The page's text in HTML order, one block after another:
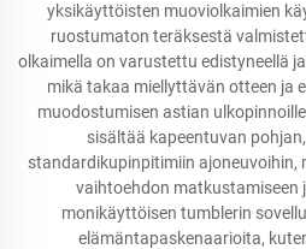
yksikäyttöisten muoviolkaimien
ruostumaton teräksestä
olkaimella on varustettu edistyneellä
mikä takaa miellyttävän otteen ja
muodostumisen astian
sisältää kapeentuvan
standardikupinpitimiin ajoneuvoihin,
vaihtoehdon matkustamiseen
monikäyttöisen tumblerin
elämäntapaskenaarioita,